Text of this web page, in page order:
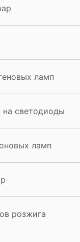
ламп
на светодиоды
ламп
розжига